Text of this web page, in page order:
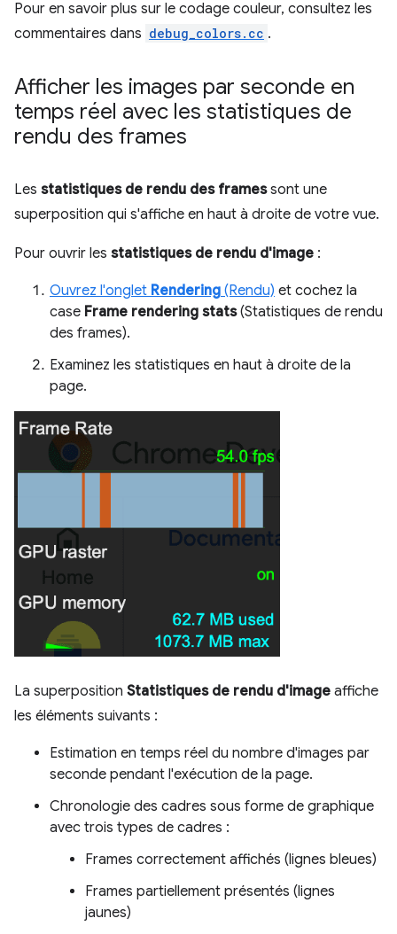
Pour en savoir plus sur le codage couleur, consultez les
commentaires dans debug_colors.cc .
Afficher les images par seconde en
temps réel avec les statistiques de
rendu des frames
Les statistiques de rendu des framessont une
superposition qui s'affiche en haut à droite de votre vue.
Pour ouvrir les statistiques de rendu d'image :
Ouvrez l'onglet Rendering (Rendu) et cochez la
case Frame rendering stats(Statistiques de rendu
des frames).
Examinez les statistiques en haut à droite de la
page.
La superposition Statistiques de rendu d'image affiche
les éléments suivants :
Estimation en temps réel du nombre d'images par
seconde pendant l'exécution de la page.
Chronologie des cadres sous forme de graphique
avec trois types de cadres :
Frames correctement affichés (lignes bleues)
Frames partiellement présentés (lignes
jaunes)